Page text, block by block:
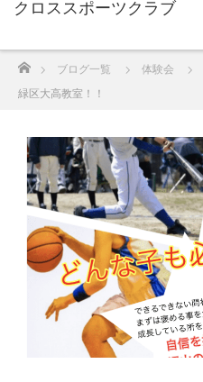
クロススポーツクラブ
ブログ一覧 体験会
緑区大高教室！！